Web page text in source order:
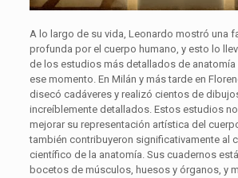
A lo largo de su vida, Leonardo mostró una
profunda por el cuerpo humano, y esto lo
de los estudios más detallados de
ese momento. En Milán y más tarde en
disecó cadáveres y realizó cientos de
increíblemente detallados. Estos estudios
mejorar su representación artística del
también contribuyeron significativamente al
científico de la anatomía. Sus cuadernos
bocetos de músculos, huesos y órganos, y